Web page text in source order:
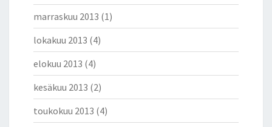
marraskuu 2013 (1)
lokakuu 2013 (4)
elokuu 2013 (4)
kesäkuu 2013 (2)
toukokuu 2013 (4)